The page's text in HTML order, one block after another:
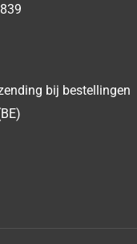
bij bestellingen